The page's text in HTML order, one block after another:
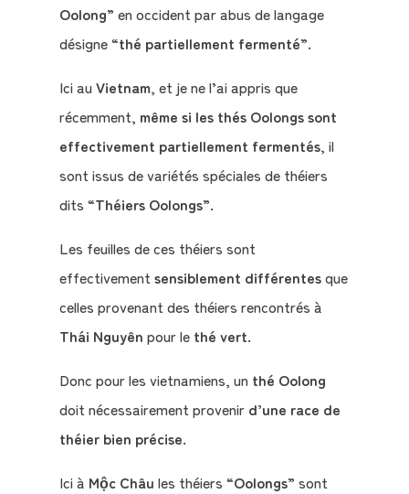
La
Le
Blog
Contact
Mon
compte
Mon
Oolong” en occident par abus de langage
désigne “thé partiellement fermenté”.
Ici auVietnam, et je ne l’ai appris que
récemment, même si les thés Oolongs sont
effectivement partiellement fermentés, il
sont issus de variétés spéciales de théiers
dits “Théiers Oolongs”.
Les feuilles de ces théiers sont
effectivement sensiblement différentesque
celles provenant des théiers rencontrés à
Thái Nguyên pour le thé vert.
Donc pour les vietnamiens, un thé Oolong
doit nécessairement provenird’une race de
théier bien précise.
Ici à Mộc Châu les théiers “Oolongs” sont